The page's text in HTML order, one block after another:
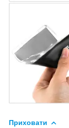
Приховати